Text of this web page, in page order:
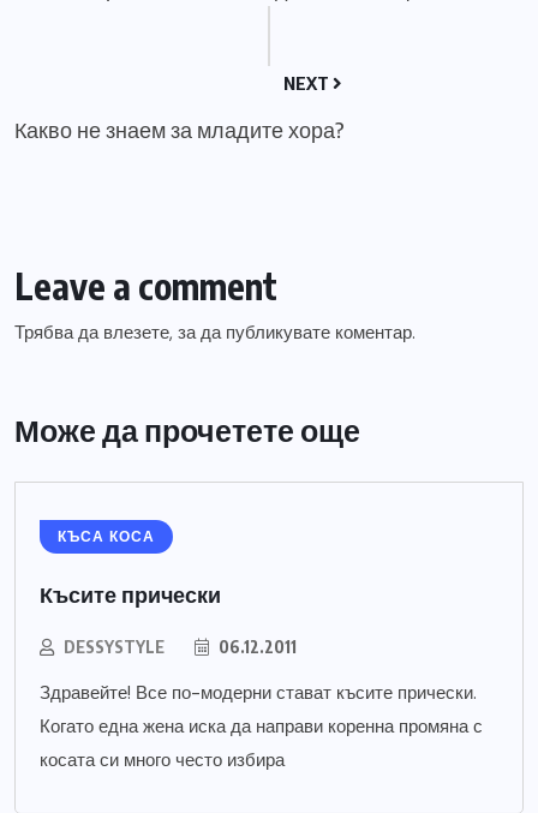
NEXT
Какво не знаем за младите хора?
Leave a comment
Трябва да влезете, за да публикувате коментар.
Може да прочетете още
КЪСА КОСА
Късите прически
DESSYSTYLE 06.12.2011
Здравейте! Все по-модерни стават късите прически.
Когато една жена иска да направи коренна промяна с
косата си много често избира